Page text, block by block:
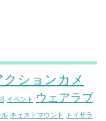
クションカメ
イベント
ウェアラブ
ル チェストマウント トイザラ